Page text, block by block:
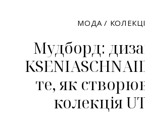
МОДА/
Мудборд:
те, як
колекція